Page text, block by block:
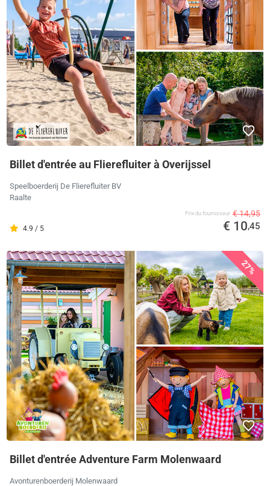
Billet d'entrée au Flierefluiter à Overijssel
Speelboerderij De Flierefluiter BV
Raalte
4.9 / 5
Prix ​​du fournisseur € 14,95
€ 10,45
27%
Billet d'entrée Adventure Farm Molenwaard
Avonturenboerderij Molenwaard